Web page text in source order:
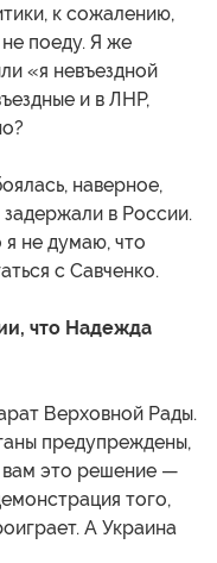
к сожалению,
поеду. Я же
«я невъездной
и в ЛНР,
наверное,
задержали в России.
не думаю, что
с Савченко.
что Надежда
Верховной Рады.
предупреждены,
вам это решение —
того,
А Украина